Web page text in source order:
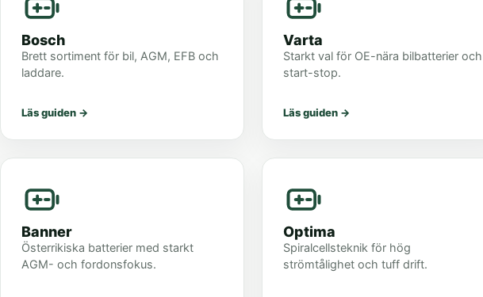
Bosch
Brett sortiment för bil, AGM, EFB och
laddare.
Läs guiden →
Varta
Starkt val för OE-nära bilbatterier och
start-stop.
Läs guiden →
Banner
Österrikiska batterier med starkt
AGM- och fordonsfokus.
Optima
Spiralcellsteknik för hög
strömtålighet och tuff drift.